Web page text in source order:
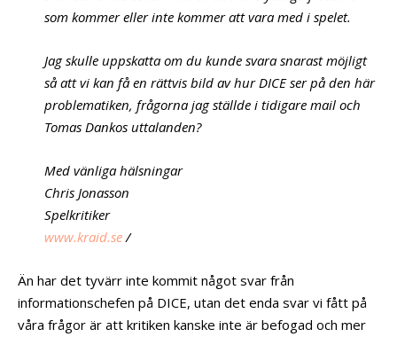
som kommer eller inte kommer att vara med i spelet.
Jag skulle uppskatta om du kunde svara snarast möjligt
så att vi kan få en rättvis bild av hur DICE ser på den här
problematiken, frågorna jag ställde i tidigare mail och
Tomas Dankos uttalanden?
Med vänliga hälsningar
Chris Jonasson
Spelkritiker
www.kraid.se/
Än har det tyvärr inte kommit något svar från
informationschefen på DICE, utan det enda svar vi fått på
våra frågor är att kritiken kanske inte är befogad och mer